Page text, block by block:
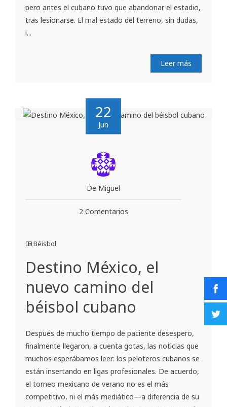
pero antes el cubano tuvo que abandonar el estadio,
tras lesionarse. El mal estado del terreno, sin dudas,
i...
Leer más
22
Jun
De Miguel
2 Comentarios
Béisbol
Destino México, el
nuevo camino del
béisbol cubano
Después de mucho tiempo de paciente desespero,
finalmente llegaron, a cuenta gotas, las noticias que
muchos esperábamos leer: los peloteros cubanos se
están insertando en ligas profesionales. De acuerdo,
el torneo mexicano de verano no es el más
competitivo, ni el más mediático—a diferencia de su